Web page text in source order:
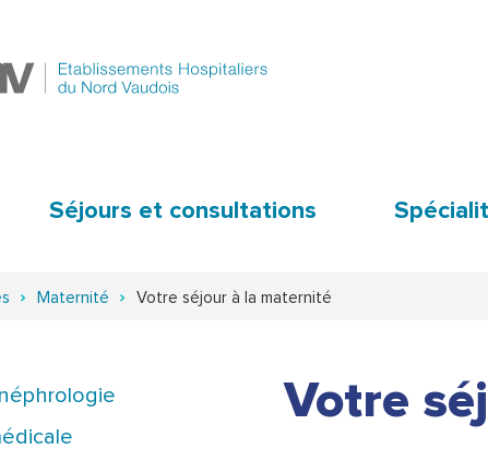
Séjours et consultations
Maternité Votre séjour à la maternité
Votre